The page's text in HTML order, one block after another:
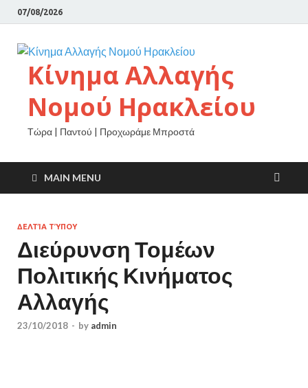
07/08/2026
Κίνημα Αλλαγής
Νομού Ηρακλείου
Τώρα | Παντού | Προχωράμε Μπροστά
MAIN MENU
ΔΕΛΤΊΑ ΤΎΠΟΥ
Διεύρυνση Τομέων
Πολιτικής Κινήματος
Αλλαγής
23/10/2018 - by admin